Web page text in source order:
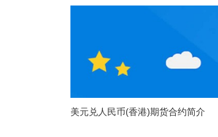
美元兑人民币(香港)期货合约简介